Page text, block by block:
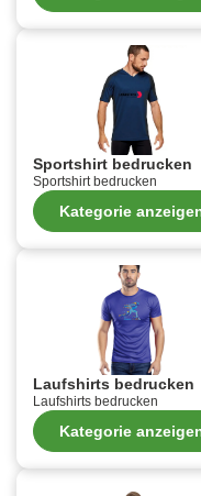
Sportshirt bedrucken
Sportshirt bedrucken
Kategorie
Laufshirts bedrucken
Laufshirts bedrucken
Kategorie